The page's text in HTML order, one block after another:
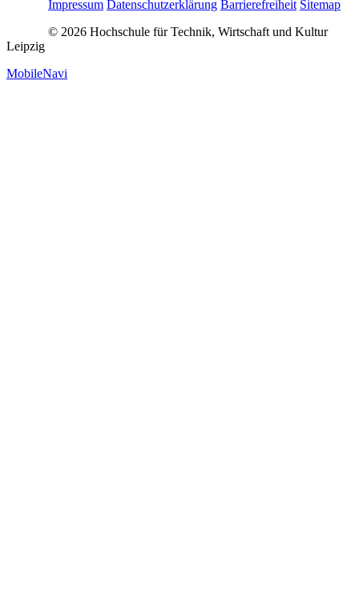
Impressum Datenschutzerklärung Barrierefreiheit Sitemap
© 2026 Hochschule für Technik, Wirtschaft und Kultur
Leipzig
MobileNavi